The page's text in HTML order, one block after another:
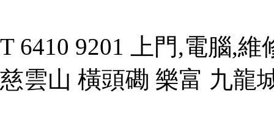
T 6410 9201 上門,電腦,
慈雲山 橫頭磡 樂富 九龍